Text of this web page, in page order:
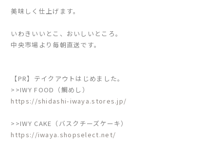
美味しく仕上げます。
いわきいいとこ、おいしいところ。
中央市場より毎朝直送です。
【PR】テイクアウトはじめました。
>>IWY FOOD（鯛めし）
https://shidashi-iwaya.stores.jp/
>>IWY CAKE（バスクチーズケーキ）
https://iwaya.shopselect.net/